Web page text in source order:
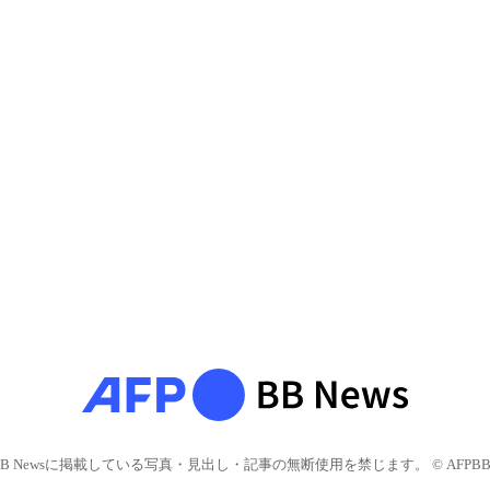
Newsに掲載している写真・見出し・記事の無断使用を禁じます。 © AFPBB